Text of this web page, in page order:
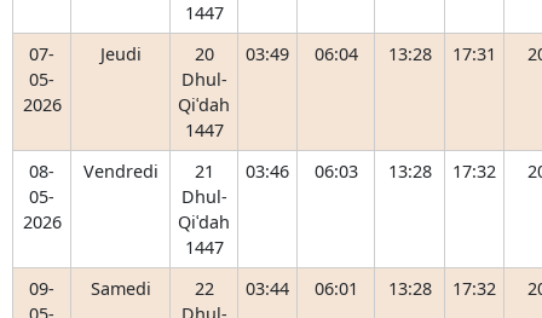
1447
07-
05-
2026
Jeudi
20
Dhul-
Qiʿdah
1447
03:49 06:04 13:28 17:31
08-
05-
2026
Vendredi
21
Dhul-
Qiʿdah
1447
03:46 06:03 13:28 17:32
09-
Samedi
22
03:44 06:01 13:28 17:32